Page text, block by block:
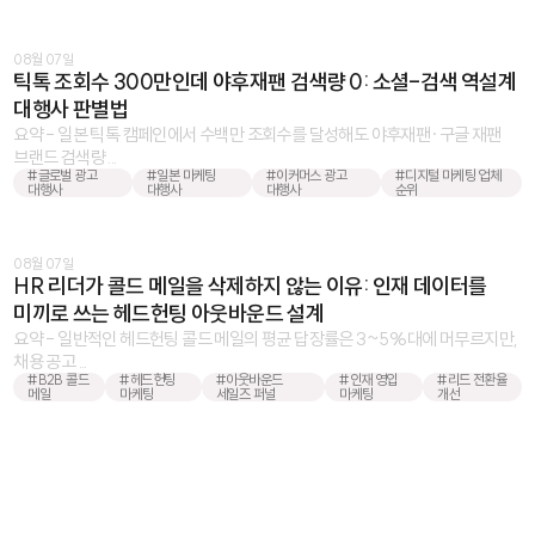
08월 07일
틱톡 조회수 300만인데 야후재팬 검색량 0: 소셜-검색 역설계
대행사 판별법
요약 - 일본 틱톡 캠페인에서 수백만 조회수를 달성해도 야후재팬·구글 재팬
브랜드 검색량 ...
#글로벌 광고
대행사
#일본 마케팅
대행사
#이커머스 광고
대행사
#디지털 마케팅 업체
순위
08월 07일
HR 리더가 콜드 메일을 삭제하지 않는 이유: 인재 데이터를
미끼로 쓰는 헤드헌팅 아웃바운드 설계
요약 - 일반적인 헤드헌팅 콜드 메일의 평균 답장률은 3~5%대에 머무르지만,
채용 공고 ...
#B2B 콜드
메일
#헤드헌팅
마케팅
#아웃바운드
세일즈 퍼널
#인재 영입
마케팅
#리드 전환율
개선